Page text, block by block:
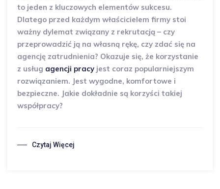
to jeden z kluczowych elementów sukcesu.
Dlatego przed każdym właścicielem firmy stoi
ważny dylemat związany z rekrutacją – czy
przeprowadzić ją na własną rękę, czy zdać się na
agencję zatrudnienia? Okazuje się, że korzystanie
z usług agencji pracy jest coraz popularniejszym
rozwiązaniem. Jest wygodne, komfortowe i
bezpieczne. Jakie dokładnie są korzyści takiej
współpracy?
Czytaj Więcej